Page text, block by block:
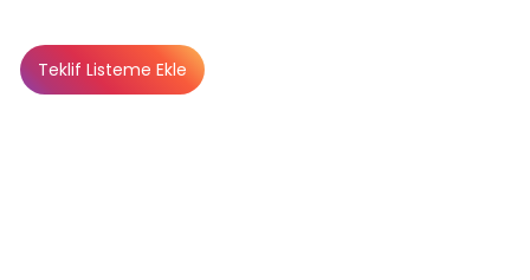
Basic
Basic
Premium
Abonelik Dışı
Teklif Listeme Ekle